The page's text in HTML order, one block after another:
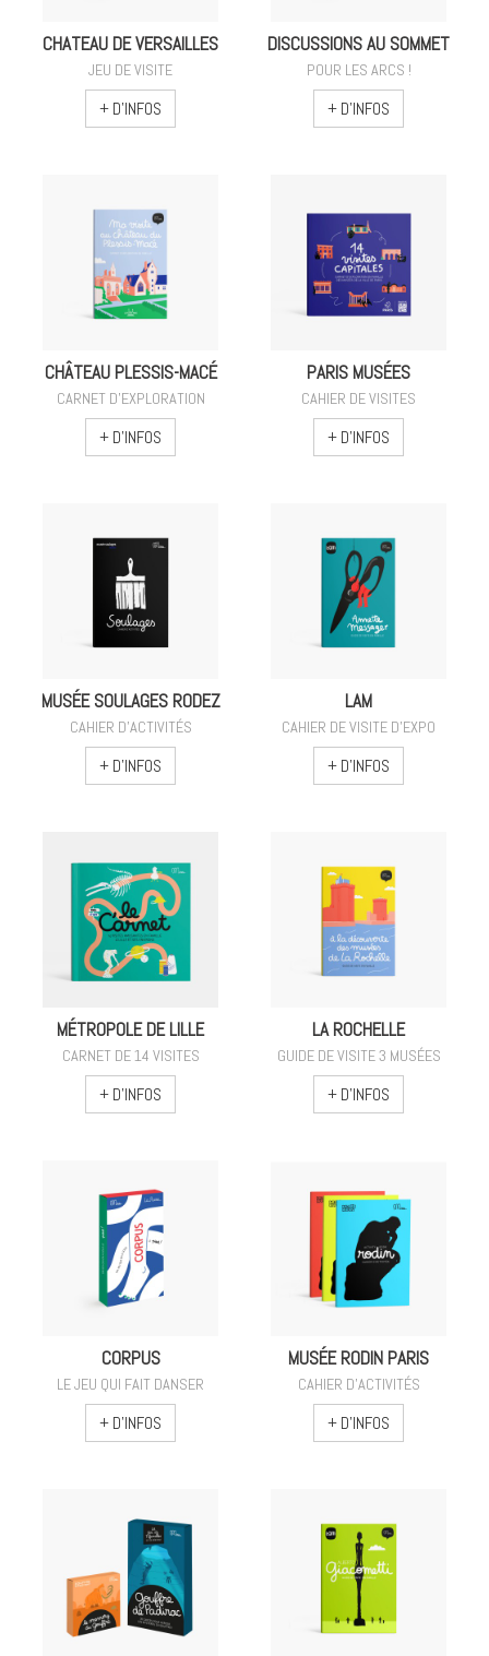
CHATEAU DE VERSAILLES
JEU DE VISITE
+ D'INFOS
DISCUSSIONS AU SOMMET
POUR LES ARCS !
+ D'INFOS
CHÂTEAU PLESSIS-MACÉ
CARNET D'EXPLORATION
+ D'INFOS
PARIS MUSÉES
CAHIER DE VISITES
+ D'INFOS
MUSÉE SOULAGES RODEZ
CAHIER D'ACTIVITÉS
+ D'INFOS
LAM
CAHIER DE VISITE D'EXPO
+ D'INFOS
MÉTROPOLE DE LILLE
CARNET DE 14 VISITES
+ D'INFOS
LA ROCHELLE
GUIDE DE VISITE 3 MUSÉES
+ D'INFOS
CORPUS
LE JEU QUI FAIT DANSER
+ D'INFOS
MUSÉE RODIN PARIS
CAHIER D'ACTIVITÉS
+ D'INFOS